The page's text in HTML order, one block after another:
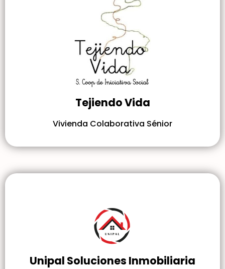
Tejiendo Vida
Vivienda Colaborativa Sénior
Unipal Soluciones Inmobiliaria